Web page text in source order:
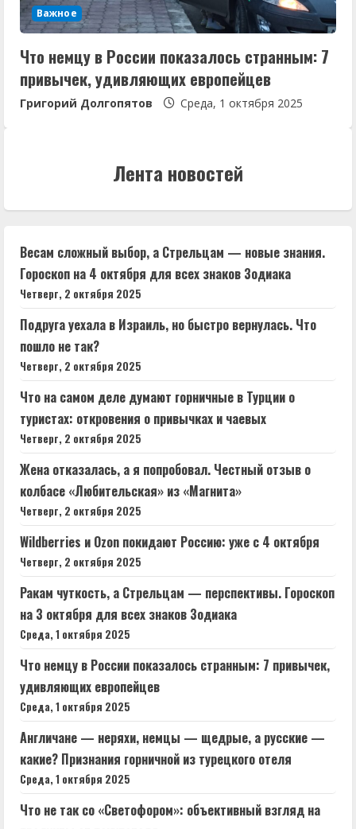
Важное
Что немцу в России показалось странным: 7
привычек, удивляющих европейцев
Григорий Долгопятов Среда, 1 октября 2025
Лента новостей
Весам сложный выбор, а Стрельцам — новые знания.
Гороскоп на 4 октября для всех знаков Зодиака
Четверг, 2 октября 2025
Подруга уехала в Израиль, но быстро вернулась. Что
пошло не так?
Четверг, 2 октября 2025
Что на самом деле думают горничные в Турции о
туристах: откровения о привычках и чаевых
Четверг, 2 октября 2025
Жена отказалась, а я попробовал. Честный отзыв о
колбасе «Любительская» из «Магнита»
Четверг, 2 октября 2025
Wildberries и Ozon покидают Россию: уже с 4 октября
Четверг, 2 октября 2025
Ракам чуткость, а Стрельцам — перспективы. Гороскоп
на 3 октября для всех знаков Зодиака
Среда, 1 октября 2025
Что немцу в России показалось странным: 7 привычек,
удивляющих европейцев
Среда, 1 октября 2025
Англичане — неряхи, немцы — щедрые, а русские —
какие? Признания горничной из турецкого отеля
Среда, 1 октября 2025
Что не так со «Светофором»: объективный взгляд на